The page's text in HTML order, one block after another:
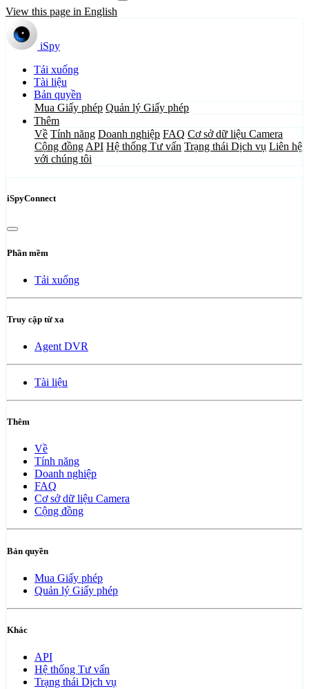
View this page in English
iSpy
Tải xuống
Tài liệu
Bản quyền
Mua Giấy phép Quản lý Giấy phép
Thêm
Về Tính năng Doanh nghiệp FAQ Cơ sở dữ liệu Camera
Cộng đồng API Hệ thống Tư vấn Trạng thái Dịch vụ Liên hệ
với chúng tôi
iSpyConnect
Phần mềm
Tải xuống
Truy cập từ xa
Agent DVR
Tài liệu
Thêm
Về
Tính năng
Doanh nghiệp
FAQ
Cơ sở dữ liệu Camera
Cộng đồng
Bản quyền
Mua Giấy phép
Quản lý Giấy phép
Khác
API
Hệ thống Tư vấn
Trạng thái Dịch vụ